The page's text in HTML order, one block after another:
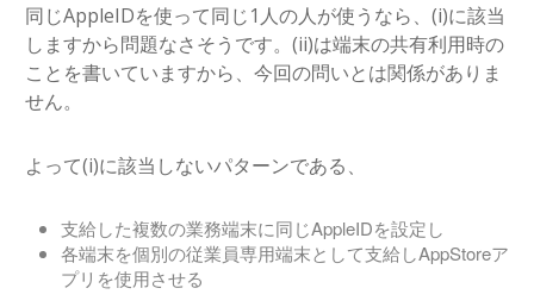
同じAppleIDを使って同じ1人の人が使うなら、(i)に該当
しますから問題なさそうです。(ii)は端末の共有利用時の
ことを書いていますから、今回の問いとは関係がありま
せん。
よって(i)に該当しないパターンである、
支給した複数の業務端末に同じAppleIDを設定し
各端末を個別の従業員専用端末として支給しAppStoreア
プリを使用させる